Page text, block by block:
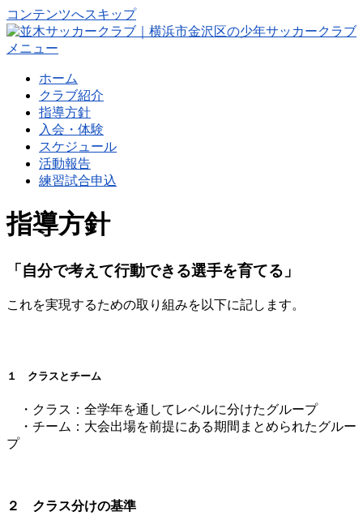
コンテンツへスキップ
メニュー
ホーム
クラブ紹介
指導方針
入会・体験
スケジュール
活動報告
練習試合申込
指導方針
「自分で考えて行動できる選手を育てる」
これを実現するための取り組みを以下に記します。
１ クラスとチーム
・クラス：全学年を通してレベルに分けたグループ
・チーム：大会出場を前提にある期間まとめられたグルー
プ
２ クラス分けの基準